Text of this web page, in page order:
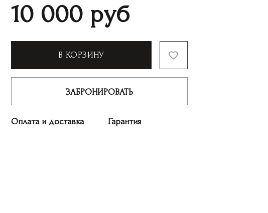
10 000 руб
В КОРЗИНУ
ЗАБРОНИРОВАТЬ
Оплата и доставка Гарантия